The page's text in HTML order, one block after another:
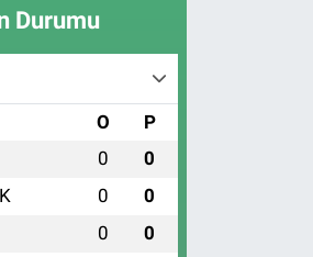
Durumu
O P
0 0
0 0
0 0